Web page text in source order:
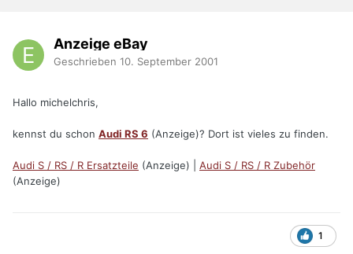
Anzeige eBay
Geschrieben 10. September 2001
Hallo michelchris,
kennst du schon Audi RS 6 (Anzeige)? Dort ist vieles zu finden.
Audi S / RS / R Ersatzteile (Anzeige) | Audi S / RS / R Zubehör
(Anzeige)
1